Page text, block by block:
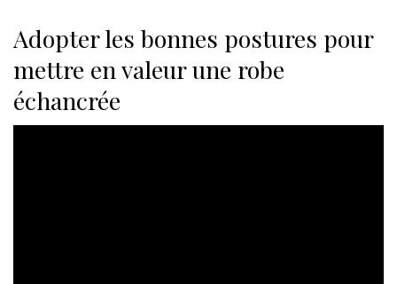
Adopter les bonnes postures pour
mettre en valeur une robe
échancrée